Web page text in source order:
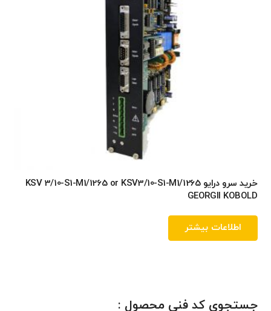
خرید سرو درایو KSV 3/10-S1-M1/1265 or KSV3/10-S1-M1/1265
GEORGII KOBOLD
اطلاعات بیشتر
جستجوی کد فنی محصول :